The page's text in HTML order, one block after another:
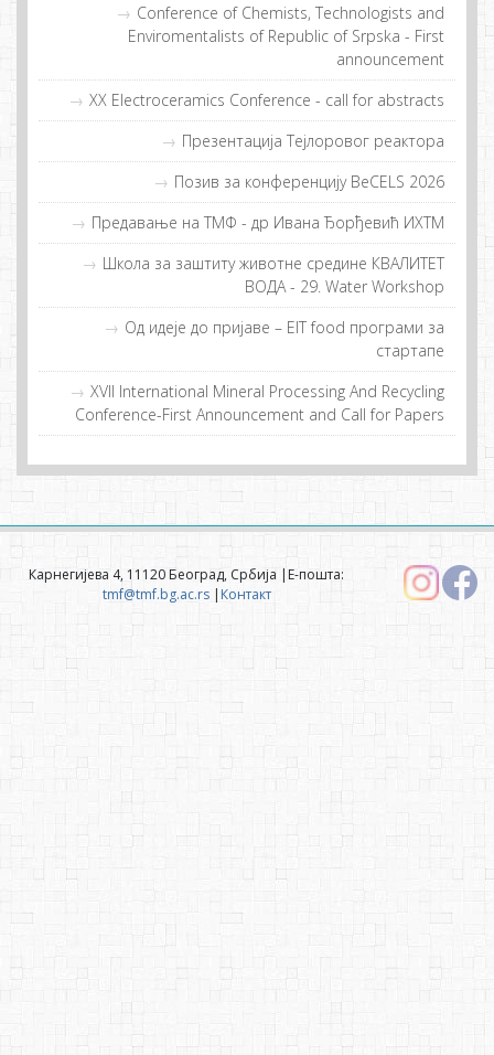
Conference of Chemists, Technologists and
Enviromentalists of Republic of Srpska - First
announcement
XX Electroceramics Conference - call for abstracts
Прeзeнтaциja Tejлoрoвoг рeaктoрa
Позив за конференцију BeCELS 2026
Предавање на ТМФ - др Иванa Ђорђевић ИХТМ
Шкoлa зa зaштиту живoтнe срeдинe КВAЛИTET
ВOДA - 29. Water Workshop
Од идeje дo приjaвe – EIT food прoгрaми зa
стaртaпe
XVII International Mineral Processing And Recycling
Conference-First Announcement and Call for Papers
Карнегијева 4, 11120 Београд, Србија |Е-пошта:
tmf@tmf.bg.ac.rs|Контакт